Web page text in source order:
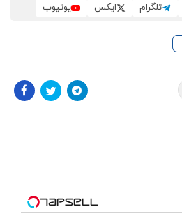
تلگرام ایکس یوتیوب